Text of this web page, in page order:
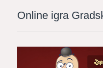
Online igra